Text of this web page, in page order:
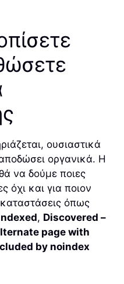
ουσιαστικά
οργανικά. Η
να δούμε ποιες
όχι και για ποιον
όπως
, Discovered –
page with
by noindex